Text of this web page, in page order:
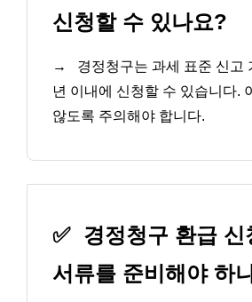
신청할 수 있나요?
→
경정청구는 과세 표준 신고
년 이내에 신청할 수 있습니다.
않도록 주의해야 합니다.
✅ 경정청구 환급 신
서류를 준비해야 하